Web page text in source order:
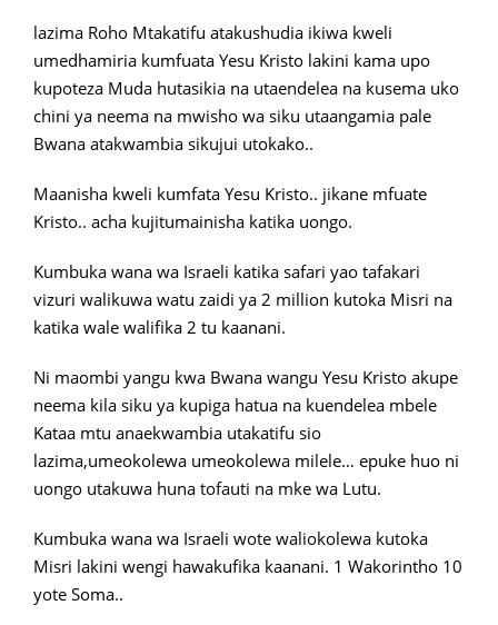
lazima Roho Mtakatifu atakushudia ikiwa kweli
umedhamiria kumfuata Yesu Kristo lakini kama upo
kupoteza Muda hutasikia na utaendelea na kusema uko
chini ya neema na mwisho wa siku utaangamia pale
Bwana atakwambia sikujui utokako..
Maanisha kweli kumfata Yesu Kristo.. jikane mfuate
Kristo.. acha kujitumainisha katika uongo.
Kumbuka wana wa Israeli katika safari yao tafakari
vizuri walikuwa watu zaidi ya 2 million kutoka Misri na
katika wale walifika 2 tu kaanani.
Ni maombi yangu kwa Bwana wangu Yesu Kristo akupe
neema kila siku ya kupiga hatua na kuendelea mbele
Kataa mtu anaekwambia utakatifu sio
lazima,umeokolewa umeokolewa milele… epuke huo ni
uongo utakuwa huna tofauti na mke wa Lutu.
Kumbuka wana wa Israeli wote waliokolewa kutoka
Misri lakini wengi hawakufika kaanani. 1 Wakorintho 10
yote Soma..